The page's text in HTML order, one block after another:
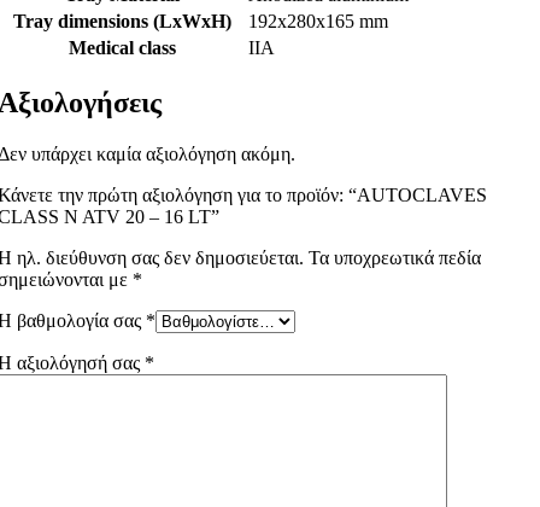
Tray dimensions (LxWxH)
192x280x165 mm
Medical class
IIA
υπάρχει καμία αξιολόγηση ακόμη.
την πρώτη αξιολόγηση για το προϊόν: “AUTOCLAVES
N ATV 20 – 16 LT”
ηλ. διεύθυνση σας δεν δημοσιεύεται. Τα υποχρεωτικά πεδία
με *
βαθμολογία σας *
αξιολόγησή σας *